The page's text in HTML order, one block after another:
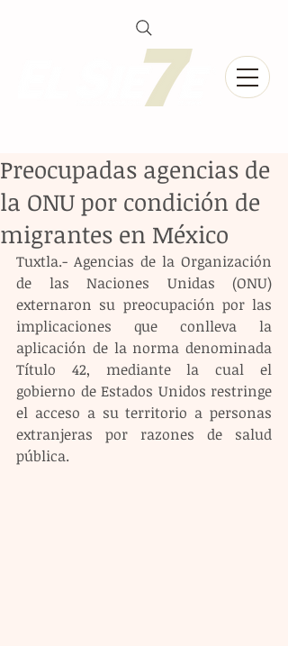
Preocupadas agencias de
la ONU por condición de
migrantes en México
Tuxtla.- Agencias de la Organización
de las Naciones Unidas (ONU)
externaron su preocupación por las
implicaciones que conlleva la
aplicación de la norma denominada
Título 42, mediante la cual el
gobierno de Estados Unidos restringe
el acceso a su territorio a personas
extranjeras por razones de salud
pública.